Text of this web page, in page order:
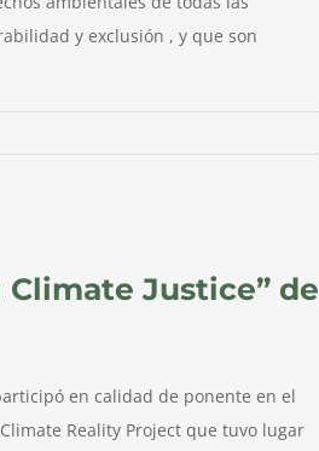
y exclusión , y que son
Justice” de
en calidad de ponente en el
Reality Project que tuvo lugar